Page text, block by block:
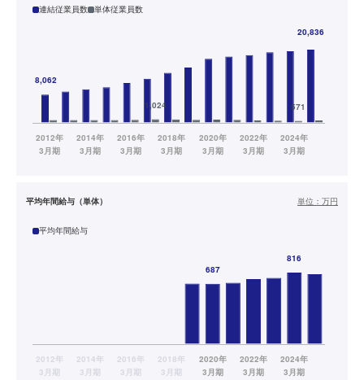
連結従業員数 単体従業員数
平均年間給与（単体） 単位： 万円
平均年間給与